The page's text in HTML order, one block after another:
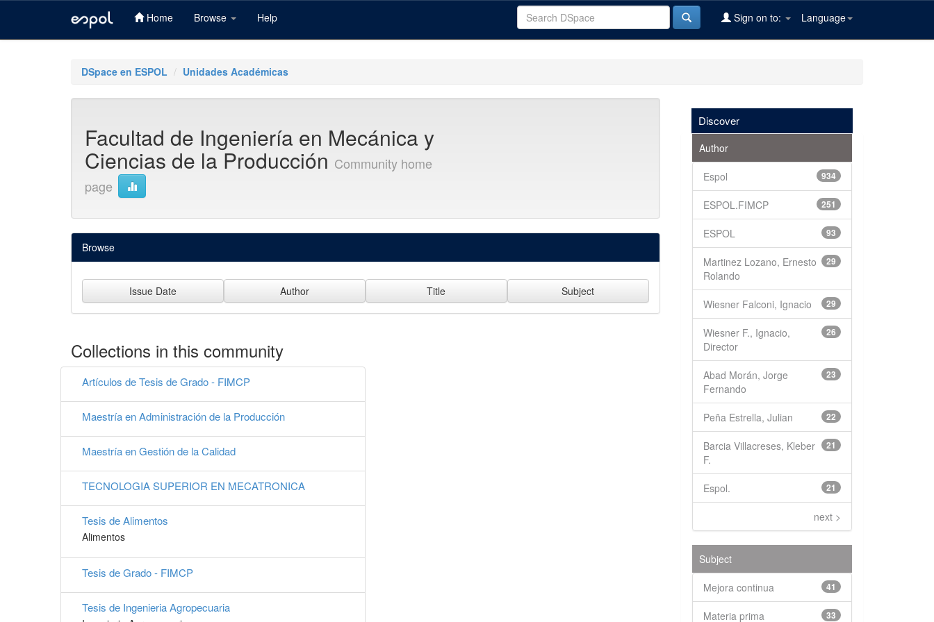
Home Browse Help Language
Sign on to:
DSpace en ESPOL Unidades Académicas
Facultad de Ingeniería en Mecánica y
Ciencias de la Producción Community home
page
Browse
Collections in this community
Artículos de Tesis de Grado - FIMCP
Maestría en Administración de la Producción
Maestría en Gestión de la Calidad
TECNOLOGIA SUPERIOR EN MECATRONICA
Tesis de Alimentos
Alimentos
Tesis de Grado - FIMCP
Tesis de Ingenieria Agropecuaria
Discover
Author
934
Espol
251
ESPOL.FIMCP
93
ESPOL
29
Martinez Lozano, Ernesto
Rolando
29
Wiesner Falconi, Ignacio
26
Wiesner F., Ignacio,
Director
23
Abad Morán, Jorge
Fernando
22
Peña Estrella, Julian
21
Barcia Villacreses, Kleber
F.
21
Espol.
next >
Subject
41
Mejora continua
33
Materia prima